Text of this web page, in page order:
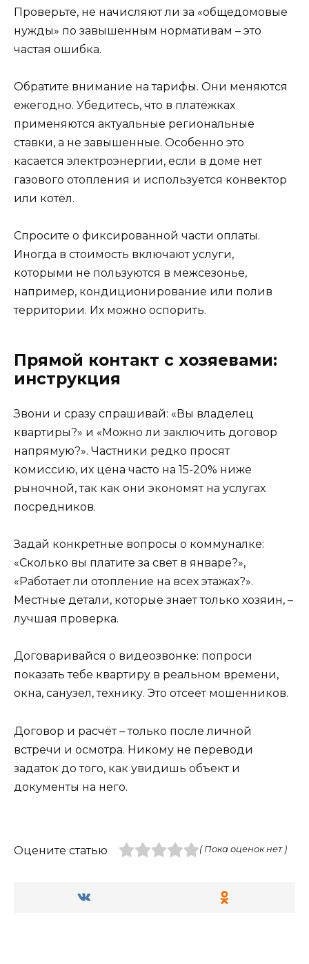
Проверьте, не начисляют ли за «общедомовые
нужды» по завышенным нормативам – это
частая ошибка.
Обратите внимание на тарифы. Они меняются
ежегодно. Убедитесь, что в платёжках
применяются актуальные региональные
ставки, а не завышенные. Особенно это
касается электроэнергии, если в доме нет
газового отопления и используется конвектор
или котёл.
Спросите о фиксированной части оплаты.
Иногда в стоимость включают услуги,
которыми не пользуются в межсезонье,
например, кондиционирование или полив
территории. Их можно оспорить.
Прямой контакт с хозяевами:
инструкция
Звони и сразу спрашивай: «Вы владелец
квартиры?» и «Можно ли заключить договор
напрямую?». Частники редко просят
комиссию, их цена часто на 15-20% ниже
рыночной, так как они экономят на услугах
посредников.
Задай конкретные вопросы о коммуналке:
«Сколько вы платите за свет в январе?»,
«Работает ли отопление на всех этажах?».
Местные детали, которые знает только хозяин, –
лучшая проверка.
Договаривайся о видеозвонке: попроси
показать тебе квартиру в реальном времени,
окна, санузел, технику. Это отсеет мошенников.
Договор и расчёт – только после личной
встречи и осмотра. Никому не переводи
задаток до того, как увидишь объект и
документы на него.
Оцените статью ( Пока оценок нет )